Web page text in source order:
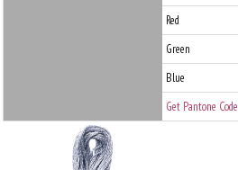
Red
Green
Blue
Get Pantone Code